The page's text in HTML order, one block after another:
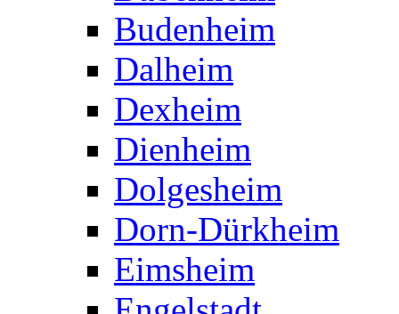
Budenheim
Dalheim
Dexheim
Dienheim
Dolgesheim
Dorn-Dürkheim
Eimsheim